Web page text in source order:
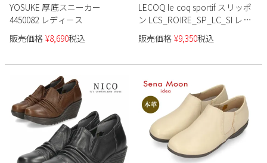
YOSUKE 厚底スニーカー
4450082 レディース
販売価格 ¥8,690税込
LECOQ le coq sportif スリッポ
ン LCS_ROIRE_SP_LC_SI レデ
ィース LU5SSN23LZ
販売価格 ¥9,350税込